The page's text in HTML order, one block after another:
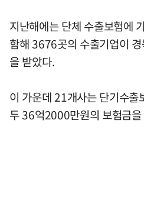
지난해에는 단체 수출보험에
함해 3676곳의 수출기업이
을 받았다.
이 가운데 21개사는 단기수출
두 36억2000만원의 보험금